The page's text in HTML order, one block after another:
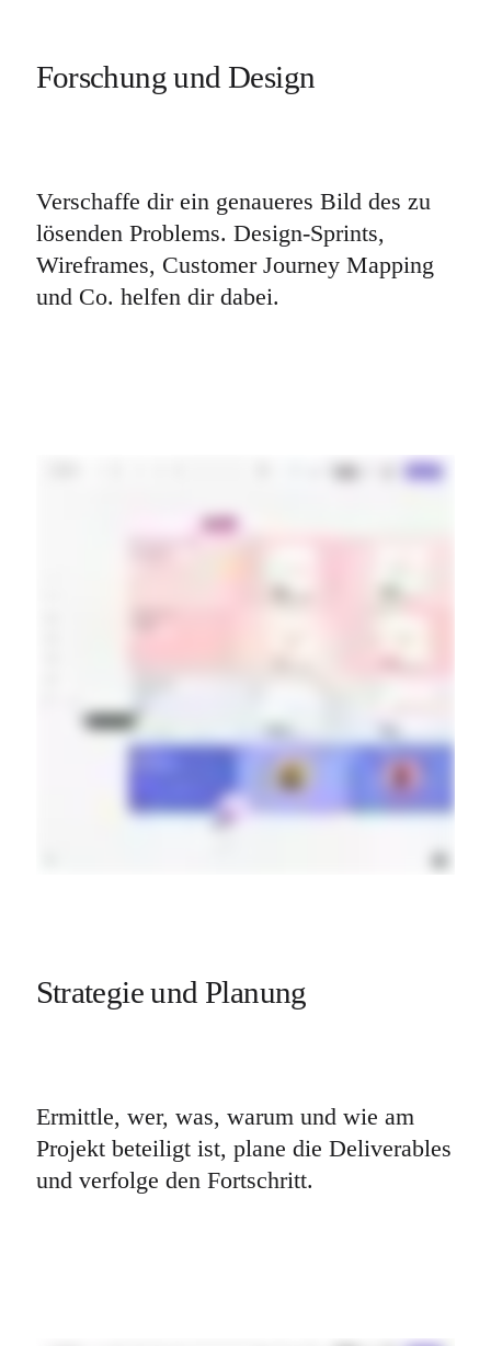
Forschung und Design
Verschaffe dir ein genaueres Bild des zu
lösenden Problems. Design-Sprints,
Wireframes, Customer Journey Mapping
und Co. helfen dir dabei.
Strategie und Planung
Ermittle, wer, was, warum und wie am
Projekt beteiligt ist, plane die Deliverables
und verfolge den Fortschritt.